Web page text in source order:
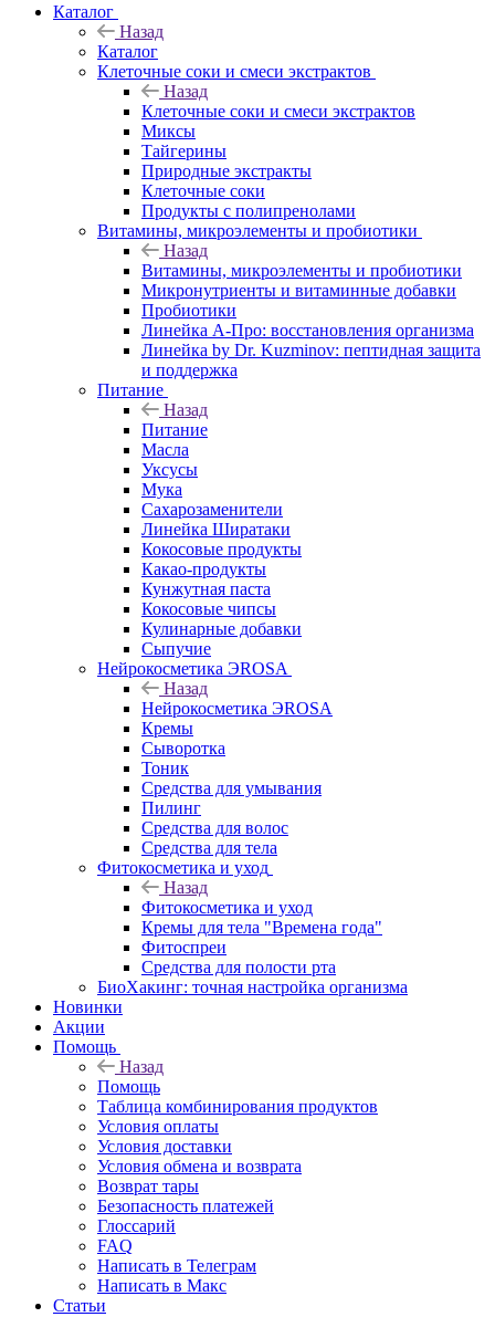
Каталог
Назад
Каталог
Клеточные соки и смеси экстрактов
Назад
Клеточные соки и смеси экстрактов
Миксы
Тайгерины
Природные экстракты
Клеточные соки
Продукты с полипренолами
Витамины, микроэлементы и пробиотики
Назад
Витамины, микроэлементы и пробиотики
Микронутриенты и витаминные добавки
Пробиотики
Линейка А-Про: восстановления организма
Линейка by Dr. Kuzminov: пептидная защита
и поддержка
Питание
Назад
Питание
Масла
Уксусы
Мука
Сахарозаменители
Линейка Ширатаки
Кокосовые продукты
Какао-продукты
Кунжутная паста
Кокосовые чипсы
Кулинарные добавки
Сыпучие
Нейрокосметика ЭROSA
Назад
Нейрокосметика ЭROSA
Кремы
Сыворотка
Тоник
Средства для умывания
Пилинг
Средства для волос
Средства для тела
Фитокосметика и уход
Назад
Фитокосметика и уход
Кремы для тела "Времена года"
Фитоспреи
Средства для полости рта
БиоХакинг: точная настройка организма
Новинки
Акции
Помощь
Назад
Помощь
Таблица комбинирования продуктов
Условия оплаты
Условия доставки
Условия обмена и возврата
Возврат тары
Безопасность платежей
Глоссарий
FAQ
Написать в Телеграм
Написать в Макс
Статьи